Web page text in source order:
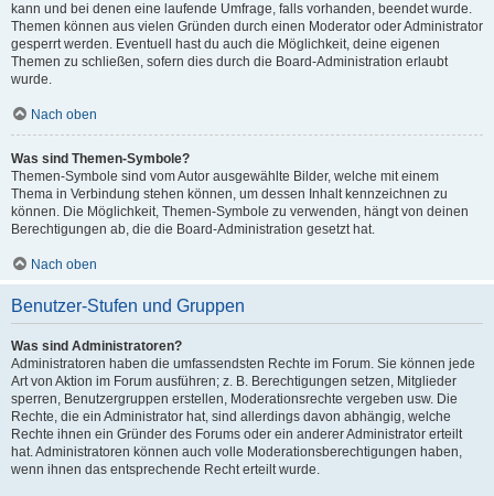
kann und bei denen eine laufende Umfrage, falls vorhanden, beendet wurde.
Themen können aus vielen Gründen durch einen Moderator oder Administrator
gesperrt werden. Eventuell hast du auch die Möglichkeit, deine eigenen
Themen zu schließen, sofern dies durch die Board-Administration erlaubt
wurde.
Nach oben
Was sind Themen-Symbole?
Themen-Symbole sind vom Autor ausgewählte Bilder, welche mit einem
Thema in Verbindung stehen können, um dessen Inhalt kennzeichnen zu
können. Die Möglichkeit, Themen-Symbole zu verwenden, hängt von deinen
Berechtigungen ab, die die Board-Administration gesetzt hat.
Nach oben
Benutzer-Stufen und Gruppen
Was sind Administratoren?
Administratoren haben die umfassendsten Rechte im Forum. Sie können jede
Art von Aktion im Forum ausführen; z. B. Berechtigungen setzen, Mitglieder
sperren, Benutzergruppen erstellen, Moderationsrechte vergeben usw. Die
Rechte, die ein Administrator hat, sind allerdings davon abhängig, welche
Rechte ihnen ein Gründer des Forums oder ein anderer Administrator erteilt
hat. Administratoren können auch volle Moderationsberechtigungen haben,
wenn ihnen das entsprechende Recht erteilt wurde.